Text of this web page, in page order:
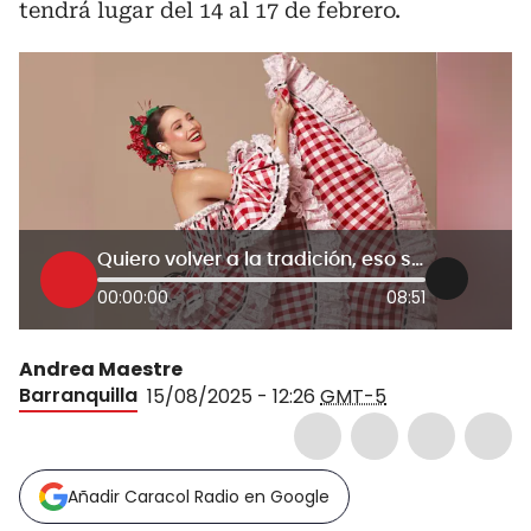
tendrá lugar del 14 al 17 de febrero.
Quiero volver a la tradición, eso será esencial: Reina del Carnaval de Barranquilla 2026
00:00:00 08:51
Andrea Maestre
Barranquilla 15/08/2025 - 12:26 GMT-5
Añadir Caracol Radio en Google